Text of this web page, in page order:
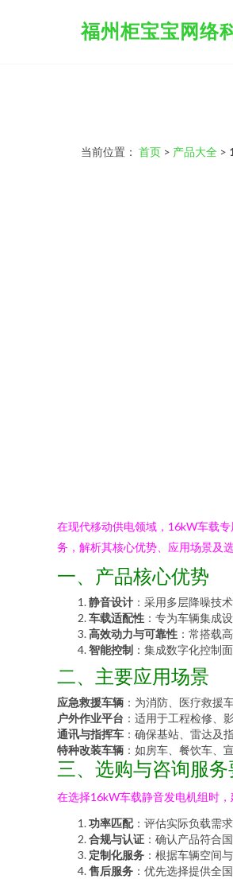
福州柜宝宝网络
当前位置： 首页 > 产品大全 >
在现代移动供电领域，16kW车载
务，解析其核心优势、应用场景及选
一、产品核心优势
静音设计 ：采用多层降噪技
车载适配性 ：专为车辆集成
高效动力与可靠性 ：常搭载
智能控制 ：集成数字化控制
二、主要应用场景
应急救援车辆 ：为消防、医疗救援
户外作业平台 ：适用于工程检修、
通讯与指挥车 ：确保基站、雷达及
特种改装车辆 ：如房车、餐饮车、
三、选购与咨询服务
在选择16kW车载静音发电机组时
功率匹配：评估实际负载需
合规与认证 ：确认产品符合
定制化服务 ：根据车辆空间
售后服务 ：优先选择提供全